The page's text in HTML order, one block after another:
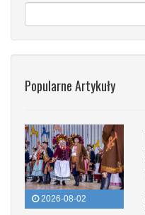
Popularne Artykuły
2026-08-02